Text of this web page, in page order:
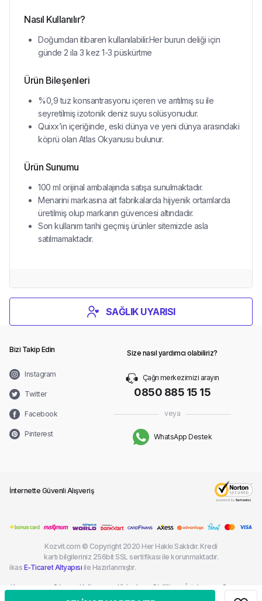
Nasıl Kullanılır?
Doğumdan itibaren kullanılabilir.Her burun deliği için
günde 2 ila 3 kez 1-3 püskürtme
Ürün Bileşenleri
%0,9 tuz konsantrasyonu içeren ve arıtılmış su ile
seyretilmiş izotonik deniz suyu solüsyonudur.
Quixx’in içeriğinde, eski dünya ve yeni dünya arasındaki
köprü olan Atlas Okyanusu bulunur.
Ürün Sunumu
100 ml orijinal ambalajında satışa sunulmaktadır.
Menarini markasına ait fabrikalarda hijyenik ortamlarda
üretilmiş olup markanın güvencesi altındadır.
Son kullanım tarihi geçmiş ürünler sitemizde asla
satılmamaktadır.
SAĞLIK UYARISI
Bizi Takip Edin
Instagram
Twitter
Facebook
Pinterest
Size nasıl yardımcı olabiliriz?
Çağrı merkezimizi arayın
0850 885 15 15
veya
WhatsApp Destek
İnternette Güvenli Alışveriş
Kozvit.com © Copyright 2020 Her Hakkı Saklıdır. Kredi
kartı bilgileriniz 256bit SSL sertifikası ile korunmaktadır.
ikas E-Ticaret Altyapısı ile Hazırlanmıştır.
Kargom
Sık
Kullanım
Şartları
Kişisel
Gizlilik
İptal ve
Çerez
Politikası